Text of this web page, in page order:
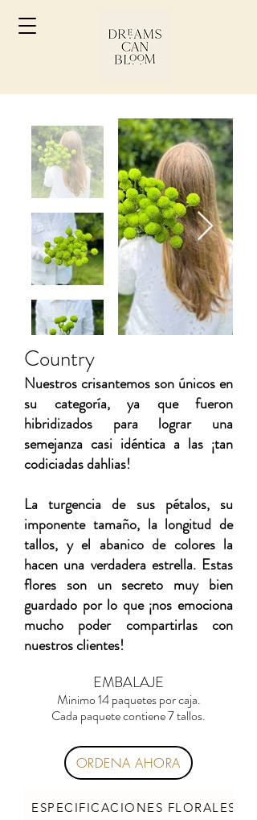
Country
Nuestros crisantemos son únicos en
su categoría, ya que fueron
hibridizados para lograr una
semejanza casi idéntica a las ¡tan
codiciadas dahlias!
La turgencia de sus pétalos, su
imponente tamaño, la longitud de
tallos, y el abanico de colores la
hacen una verdadera estrella. Estas
flores son un secreto muy bien
guardado por lo que ¡nos emociona
mucho poder compartirlas con
nuestros clientes!
EMBALAJE
Minimo 14 paquetes por caja.
Cada paquete contiene 7 tallos.
ORDENA AHORA
ESPECIFICACIONES FLORALES